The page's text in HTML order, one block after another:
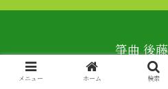
箏曲 後
Copyright © 2019 meme,
メニュー ホーム 検索